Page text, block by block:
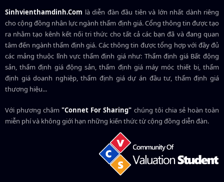
Sinhvienthamdinh.Com là diễn đàn đầu tiên và lớn nhất dành riêng
cho cộng đồng nhân lực ngànhthẩm định giá. Cổng thông tin được tạo
ra nhằm tạo kênh kết nối tri thức cho tất cả các bạn đã và đang quan
tâm đến ngành thẩm định giá. Các thông tin được tổng hợp với đầy đủ
các mảng thuộc lĩnh vực thẩm định giá như: Thẩm định giá Bất động
sản, thẩm định giá động sản, thẩm định giá máy móc thiết bị, thẩm
định giá doanh nghiệp, thẩm định giá dự án đầu tư, thẩm định giá
thương hiệu...
Với phương châm"Connet For Sharing" chúng tôi chia sẻ hoàn toàn
miễn phí và không giới hạn những kiến thức từ cộng đồng diễn đàn.